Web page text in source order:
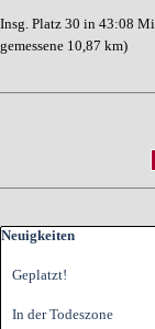
Insg. Platz 30 in 43:08
gemessene 10,87 km)
Block überspringen
Neuigkeiten
Geplatzt!
In der Todeszone